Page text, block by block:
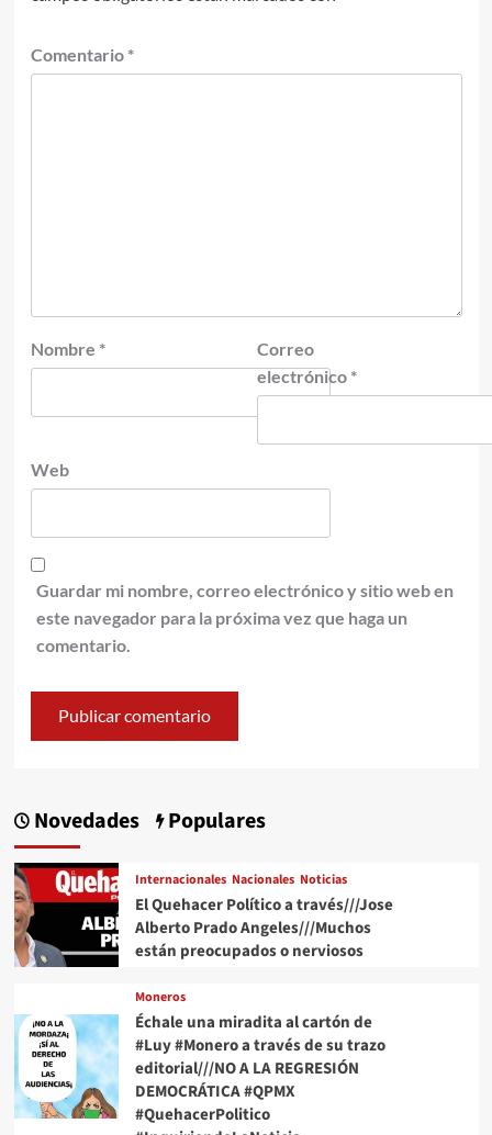
Comentario *
Nombre *
Correo
electrónico *
Web
Guardar mi nombre, correo electrónico y sitio web en
este navegador para la próxima vez que haga un
comentario.
Novedades Populares
Internacionales Nacionales Noticias
El Quehacer Político a través///Jose
Alberto Prado Angeles///Muchos
están preocupados o nerviosos
Moneros
Échale una miradita al cartón de
#Luy #Monero a través de su trazo
editorial///NO A LA REGRESIÓN
DEMOCRÁTICA #QPMX
#QuehacerPolitico